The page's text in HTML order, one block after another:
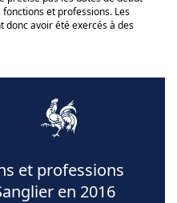
et professions. Les
donc avoir été exercés à des
et professions
en 2016